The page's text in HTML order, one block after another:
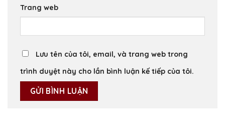
Trang web
Lưu tên của tôi, email, và trang web trong
trình duyệt này cho lần bình luận kế tiếp của tôi.